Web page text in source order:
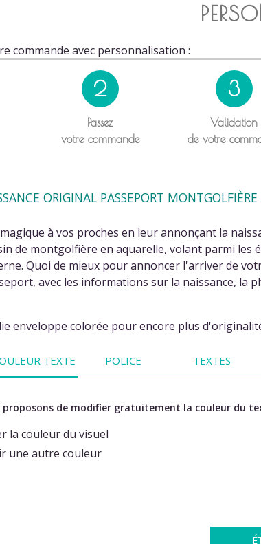
commande avec personnalisation :
2
Passez
votre commande
3
Validation
de votre
ORIGINAL PASSEPORT
à vos proches en leur annonçant la
de montgolfière en aquarelle, volant parmi les
Quoi de mieux pour annoncer l'arriver de
avec les informations sur la naissance, la
enveloppe colorée pour encore plus
TEXTE POLICE TEXTES
proposons de modifier gratuitement la couleur du
la couleur du visuel
une autre couleur